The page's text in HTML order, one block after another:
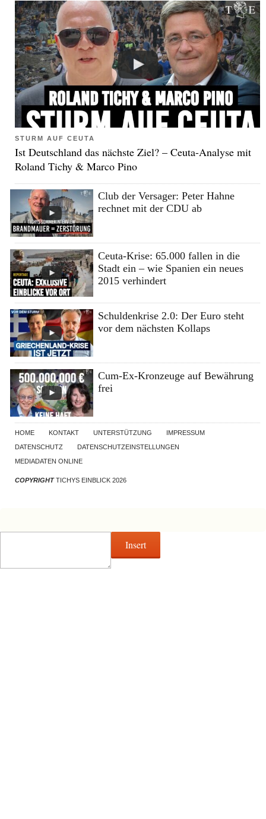
STURM AUF CEUTA
Ist Deutschland das nächste Ziel? – Ceuta-Analyse mit
Roland Tichy & Marco Pino
Club der Versager: Peter Hahne
rechnet mit der CDU ab
Ceuta-Krise: 65.000 fallen in die
Stadt ein – wie Spanien ein neues
2015 verhindert
Schuldenkrise 2.0: Der Euro steht
vor dem nächsten Kollaps
Cum-Ex-Kronzeuge auf Bewährung
frei
HOME KONTAKT UNTERSTÜTZUNG
IMPRESSUM
DATENSCHUTZ
DATENSCHUTZEINSTELLUNGEN
MEDIADATEN ONLINE
COPYRIGHTTICHYS EINBLICK 2026
Insert